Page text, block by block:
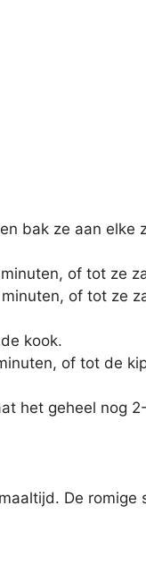
bak ze aan
of tot ze
of tot ze
kook.
of tot de
het geheel nog
De romige